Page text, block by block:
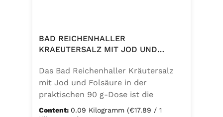
BAD REICHENHALLER
KRAEUTERSALZ MIT JOD UND
Das Bad Reichenhaller Kräutersalz
mit Jod und Folsäure in der
praktischen 90 g-Dose ist die
aromatische Würzmischung für eine
Content: 0.09 Kilogramm (€17.89 / 1